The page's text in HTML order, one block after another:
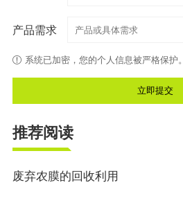
产品需求
系统已加密，您的个人信息被严格保护。
推荐阅读
废弃农膜的回收利用